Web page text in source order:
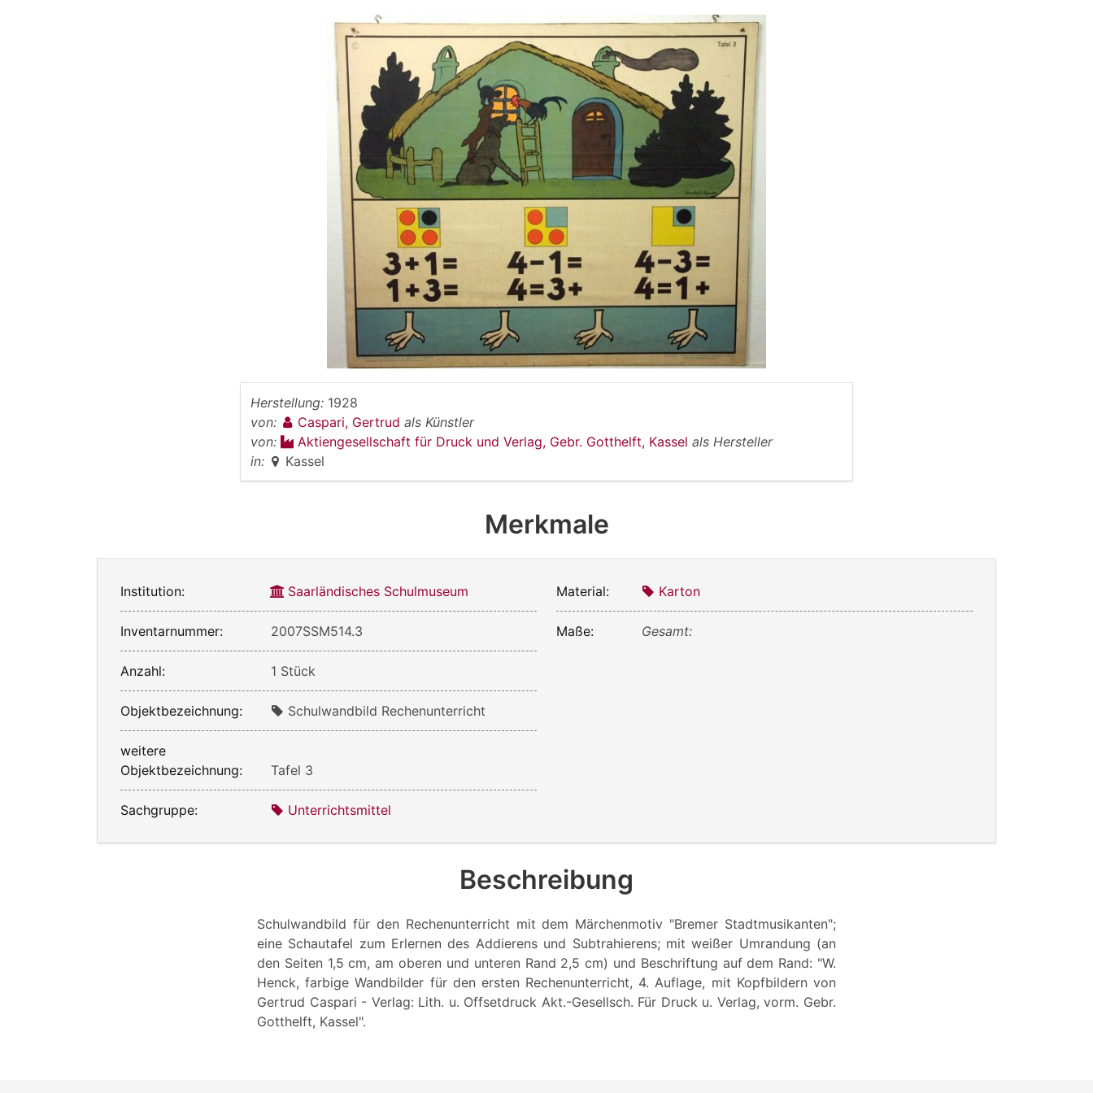
Herstellung: 1928
von:
Caspari, Gertrud als Künstler
von:
Aktiengesellschaft für Druck und Verlag, Gebr. Gotthelft, Kassel als Hersteller
in:
Kassel
Merkmale
Institution: Saarländisches Schulmuseum
Inventarnummer: 2007SSM514.3
Anzahl: 1 Stück
Objektbezeichnung: Schulwandbild Rechenunterricht
weitere
Objektbezeichnung:
Tafel 3
Sachgruppe: Unterrichtsmittel
Material: Karton
Maße: Gesamt:
Beschreibung
Schulwandbild für den Rechenunterricht mit dem Märchenmotiv "Bremer Stadtmusikanten";
eine Schautafel zum Erlernen des Addierens und Subtrahierens; mit weißer Umrandung (an
den Seiten 1,5 cm, am oberen und unteren Rand 2,5 cm) und Beschriftung auf dem Rand: "W.
Henck, farbige Wandbilder für den ersten Rechenunterricht, 4. Auflage, mit Kopfbildern von
Gertrud Caspari - Verlag: Lith. u. Offsetdruck Akt.-Gesellsch. Für Druck u. Verlag, vorm. Gebr.
Gotthelft, Kassel".